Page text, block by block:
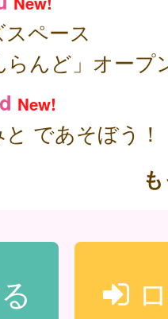
ペース
らんど」オープ
New!
であそぼう！